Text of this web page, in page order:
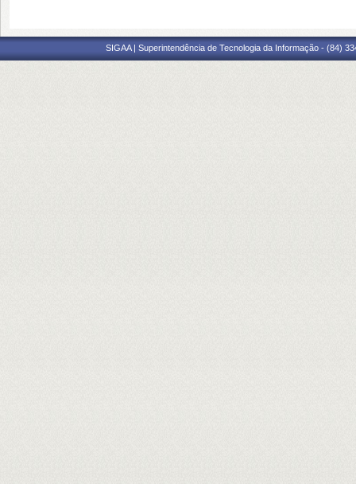
SIGAA | Superintendência de Tecnologia da Informação - (84)